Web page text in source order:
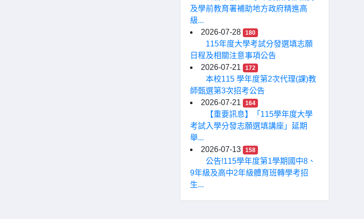
及學前教育署補助地方政府精進高
級...
2026-07-28
180
115年度大學考試分發選填志願
日程及相關注意事項公告
2026-07-21
172
本校115 學年度第2次代理(課)教
師甄選第3次招考公告
2026-07-21
164
【重要訊息】「115學年度大學
考試入學分發志願選填講座」延期
舉...
2026-07-13
158
公告!115學年度第1學期國中8、
9年級及高中2年級體育班轉學考招
生...